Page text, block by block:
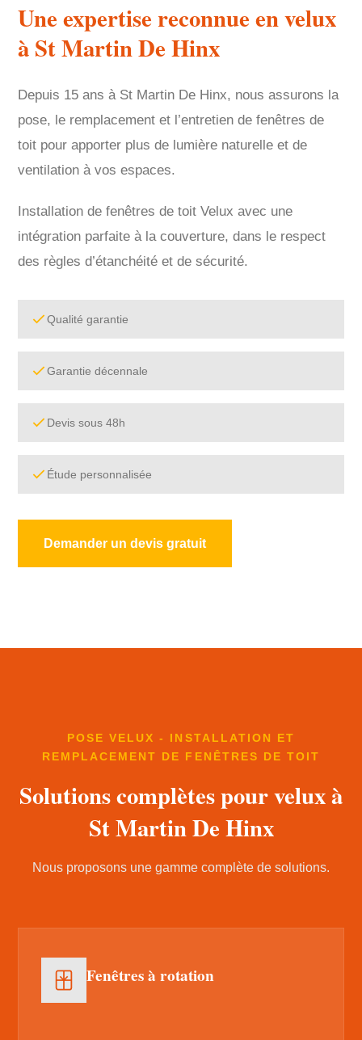
Une expertise reconnue en velux
à St Martin De Hinx
Depuis 15 ans à St Martin De Hinx, nous assurons la
pose, le remplacement et l’entretien de fenêtres de
toit pour apporter plus de lumière naturelle et de
ventilation à vos espaces.
Installation de fenêtres de toit Velux avec une
intégration parfaite à la couverture, dans le respect
des règles d’étanchéité et de sécurité.
Qualité garantie
Garantie décennale
Devis sous 48h
Étude personnalisée
Demander un devis gratuit
POSE VELUX - INSTALLATION ET
REMPLACEMENT DE FENÊTRES DE TOIT
Solutions complètes pour velux à
St Martin De Hinx
Nous proposons une gamme complète de solutions.
Fenêtres à rotation